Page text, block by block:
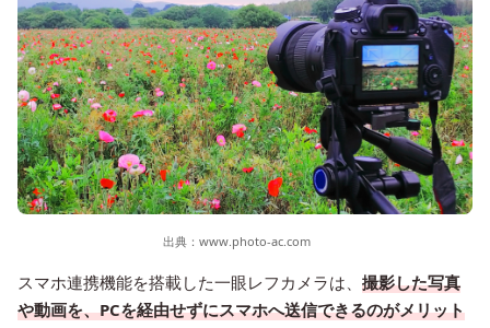
出典： www.photo-ac.com
スマホ連携機能を搭載した一眼レフカメラは、 撮影した写真
や動画を、PCを経由せずにスマホへ送信できるのがメリット